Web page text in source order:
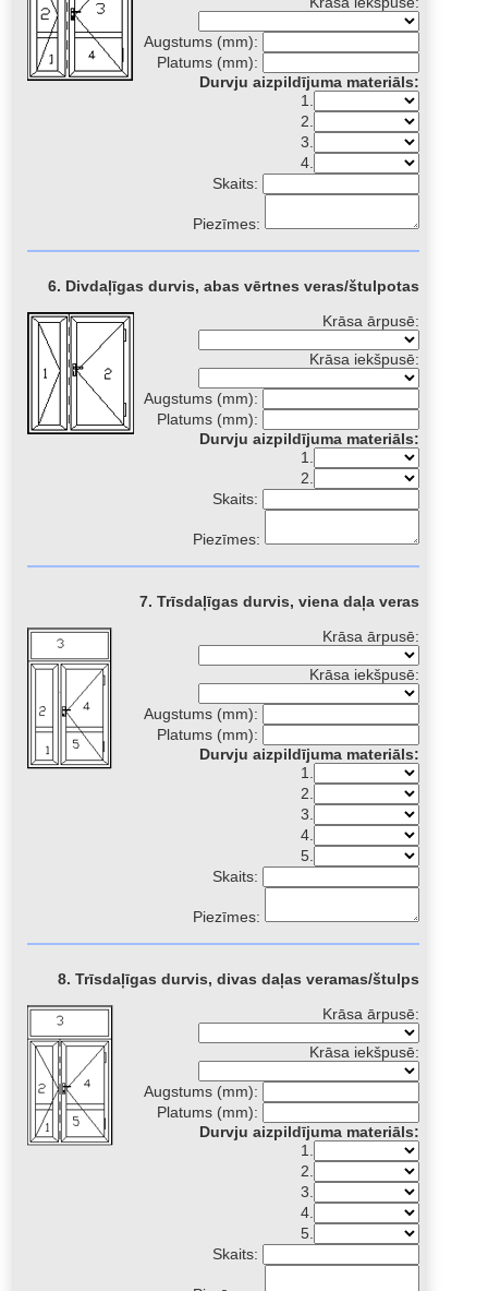
Augstums (mm):
Platums (mm):
Durvju aizpildījuma materiāls:
1.
2.
3.
4.
Skaits:
Piezīmes:
6. Divdaļīgas durvis, abas vērtnes veras/štulpotas
Krāsa ārpusē:
Krāsa iekšpusē:
Augstums (mm):
Platums (mm):
Durvju aizpildījuma materiāls:
1.
2.
Skaits:
Piezīmes:
7. Trīsdaļīgas durvis, viena daļa veras
Krāsa ārpusē:
Krāsa iekšpusē:
Augstums (mm):
Platums (mm):
Durvju aizpildījuma materiāls:
1.
2.
3.
4.
5.
Skaits:
Piezīmes:
8. Trīsdaļīgas durvis, divas daļas veramas/štulps
Krāsa ārpusē:
Krāsa iekšpusē:
Augstums (mm):
Platums (mm):
Durvju aizpildījuma materiāls:
1.
2.
3.
4.
5.
Skaits: